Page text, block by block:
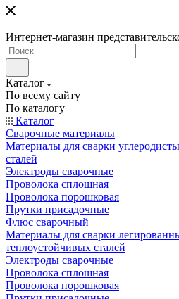
Интернет-магазин
Каталог
По всему сайту
По каталогу
Каталог
Сварочные материалы
Материалы для сварки
сталей
Электроды сварочные
Проволока сплошная
Проволока порошковая
Прутки присадочные
Флюс сварочный
Материалы для сварки
теплоустойчивых сталей
Электроды сварочные
Проволока сплошная
Проволока порошковая